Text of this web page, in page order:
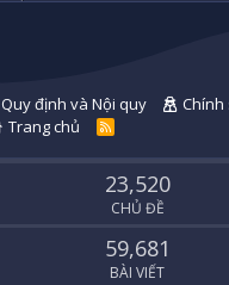
Quy định và Nội quy
Chính
Trang chủ
R
S
23,520
CHỦ ĐỀ
59,681
BÀI VIẾT